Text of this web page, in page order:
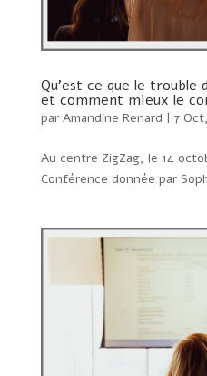
Qu’est ce que le trouble
et comment mieux le
par Amandine Renard | 7
Au centre ZigZag, le 14
Conférence donnée par